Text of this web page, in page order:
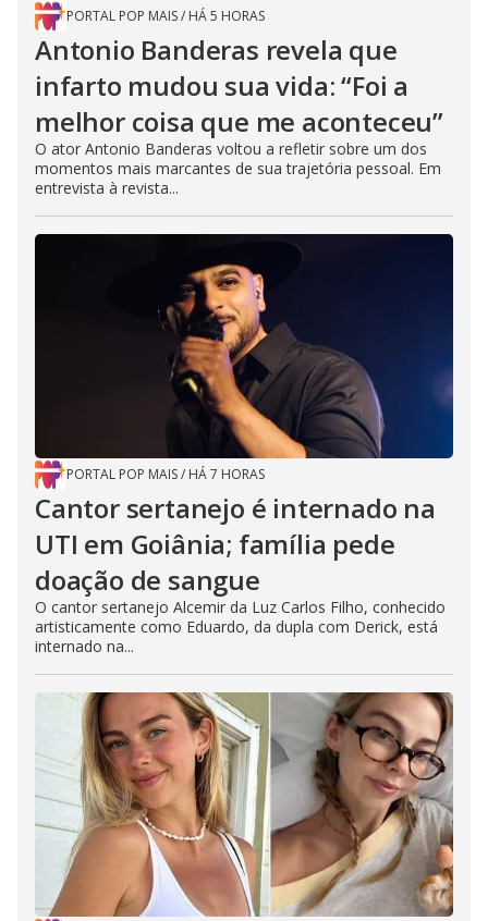
PORTAL POP MAIS/ HÁ 5 HORAS
Antonio Banderas revela que
infarto mudou sua vida: “Foi a
melhor coisa que me aconteceu”
O ator Antonio Banderas voltou a refletir sobre um dos
momentos mais marcantes de sua trajetória pessoal. Em
entrevista à revista...
PORTAL POP MAIS/ HÁ 7 HORAS
Cantor sertanejo é internado na
UTI em Goiânia; família pede
doação de sangue
O cantor sertanejo Alcemir da Luz Carlos Filho, conhecido
artisticamente como Eduardo, da dupla com Derick, está
internado na...